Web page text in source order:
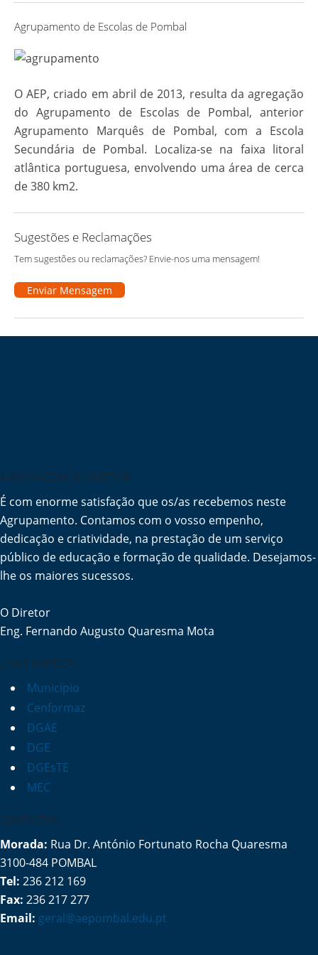
Agrupamento de Escolas de Pombal
O AEP, criado em abril de 2013, resulta da agregação
do Agrupamento de Escolas de Pombal, anterior
Agrupamento Marquês de Pombal, com a Escola
Secundária de Pombal. Localiza-se na faixa litoral
atlântica portuguesa, envolvendo uma área de cerca
de 380 km2.
Sugestões e Reclamações
Tem sugestões ou reclamações? Envie-nos uma mensagem!
Enviar Mensagem
A MENSAGEM DO DIRETOR
É com enorme satisfação que os/as recebemos neste
Agrupamento. Contamos com o vosso empenho,
dedicação e criatividade, na prestação de um serviço
público de educação e formação de qualidade. Desejamos-
lhe os maiores sucessos.
O Diretor
Eng. Fernando Augusto Quaresma Mota
LINKS RÁPIDOS
Município
Cenformaz
DGAE
DGE
DGEsTE
MEC
CONTACTOS
Morada: Rua Dr. António Fortunato Rocha Quaresma
3100-484 POMBAL
Tel: 236 212 169
Fax: 236 217 277
Email: geral@aepombal.edu.pt